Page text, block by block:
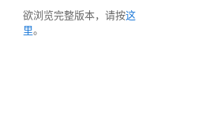
欲浏览完整版本，请按这
里。